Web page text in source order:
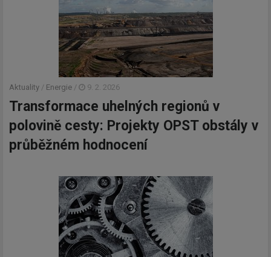
Aktuality / Energie / 9. 2. 2026
Transformace uhelných regionů v
polovině cesty: Projekty OPST obstály v
průběžném hodnocení